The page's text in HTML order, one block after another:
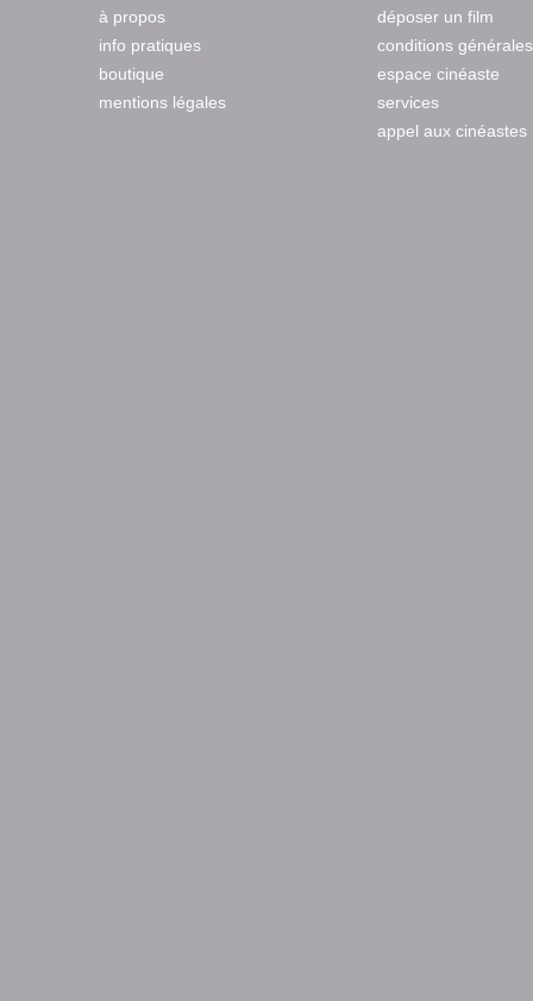
à propos
info pratiques
boutique
mentions légales
déposer un film
conditions générales
espace cinéaste
services
appel aux cinéastes